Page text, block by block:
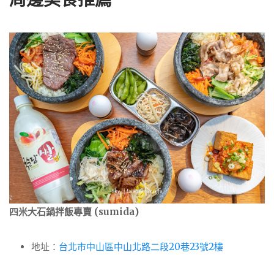
四米大石鍋拌飯專賣 (sumida)
地址： 台北市中山區中山北路二段20巷23號2樓